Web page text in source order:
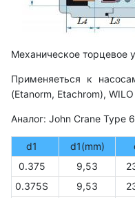
Механическое торцевое
Применяеться к
(Etanorm, Etachrom), WILO
Аналог: John Crane Type
d1 d1(mm)
0.375
9,53
0.375S
9,53